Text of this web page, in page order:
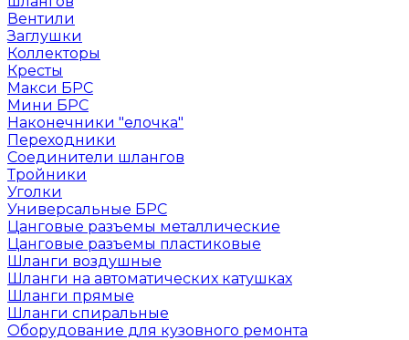
Вентили
Заглушки
Коллекторы
Кресты
Макси БРС
Мини БРС
Наконечники "елочка"
Переходники
Соединители шлангов
Тройники
Уголки
Универсальные БРС
Цанговые разъемы металлические
Цанговые разъемы пластиковые
Шланги воздушные
Шланги на автоматических катушках
Шланги прямые
Шланги спиральные
Оборудование для кузовного ремонта